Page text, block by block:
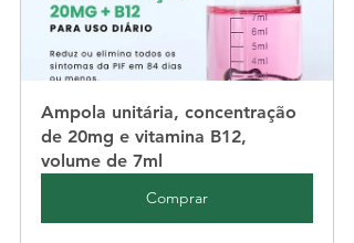
Ampola unitária, concentração
de 20mg e vitamina B12,
volume de 7ml
Comprar